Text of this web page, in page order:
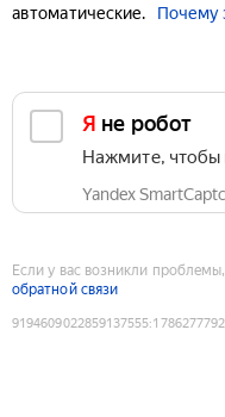
автоматические.
Почему
Я не робот
Нажмите, чтобы
Yandex
Если у вас возникли
обратной связи
9194609022859137555:1786277792